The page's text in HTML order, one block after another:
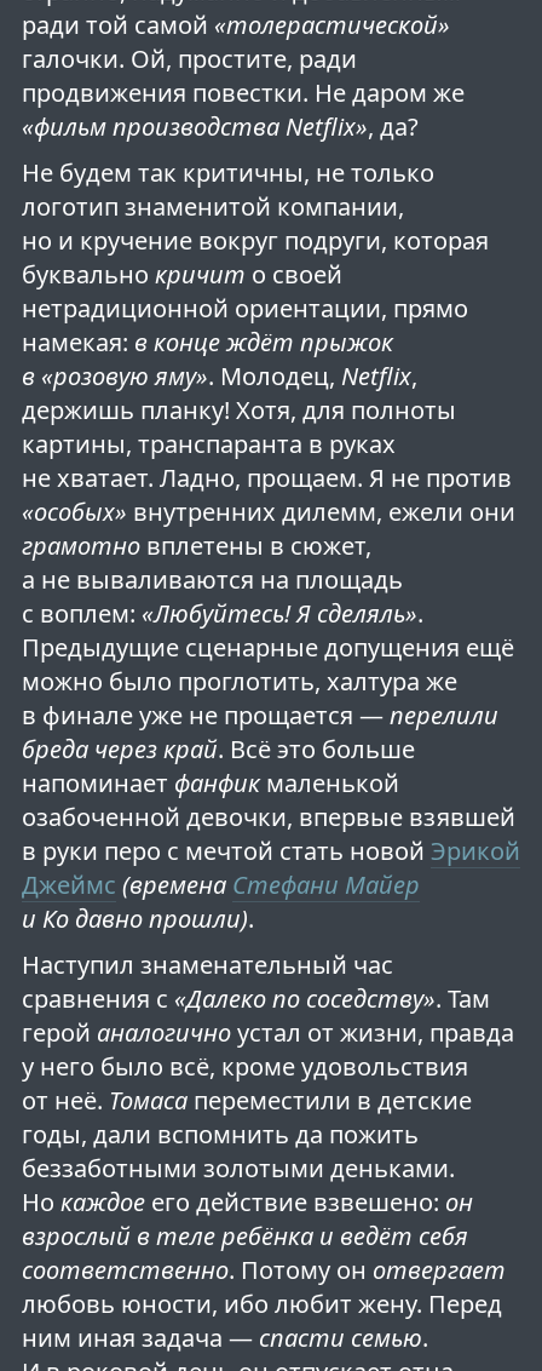
ради той самой «толерастической»
галочки. Ой, простите, ради
продвижения повестки. Не даром же
«фильм производства Netflix», да?
Не будем так критичны, не только
логотип знаменитой компании,
но и кручение вокруг подруги, которая
буквально кричит о своей
нетрадиционной ориентации, прямо
намекая: в конце ждёт прыжок
в «розовую яму». Молодец, Netflix,
держишь планку! Хотя, для полноты
картины, транспаранта в руках
не хватает. Ладно, прощаем. Я не против
«особых» внутренних дилемм, ежели они
грамотновплетены в сюжет,
а не вываливаются на площадь
с воплем: «Любуйтесь! Я сделяль».
Предыдущие сценарные допущения ещё
можно было проглотить, халтура же
в финале уже не прощается —перелили
бреда через край. Всё это больше
напоминает фанфикмаленькой
озабоченной девочки, впервые взявшей
в руки перо с мечтой стать новой Эрикой
Джеймс (времена Стефани Майер
и Ко давно прошли).
Наступил знаменательный час
сравнения с «Далеко по соседству». Там
герой аналогичноустал от жизни, правда
у него было всё, кроме удовольствия
от неё. Томасапереместили в детские
годы, дали вспомнить да пожить
беззаботными золотыми деньками.
Но каждоеего действие взвешено: он
взрослый в теле ребёнка и ведёт себя
соответственно. Потому он отвергает
любовь юности, ибо любит жену. Перед
ним иная задача — спасти семью.